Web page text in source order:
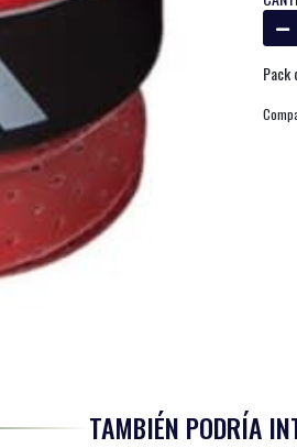
TAMBIÉN PODRÍA